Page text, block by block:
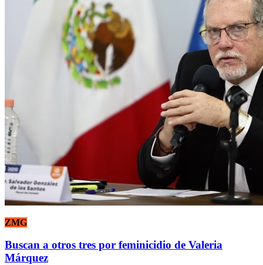
ZMG
Buscan a otros tres por feminicidio de Valeria
Márquez